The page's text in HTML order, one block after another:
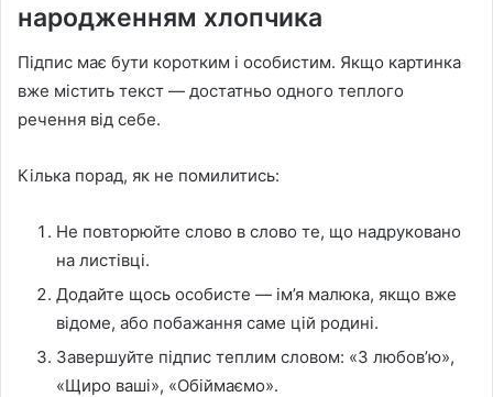
народженням хлопчика
Підпис має бути коротким і особистим. Якщо картинка
вже містить текст — достатньо одного теплого
речення від себе.
Кілька порад, як не помилитись:
Не повторюйте слово в слово те, що надруковано
на листівці.
Додайте щось особисте — ім’я малюка, якщо вже
відоме, або побажання саме цій родині.
Завершуйте підпис теплим словом: «З любов’ю»,
«Щиро ваші», «Обіймаємо».